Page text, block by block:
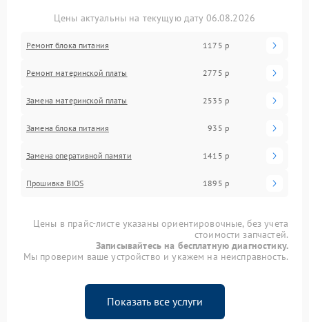
Цены актуальны на текущую дату 06.08.2026
Ремонт блока питания 1175 р
Ремонт материнской платы 2775 р
Замена материнской платы 2535 р
Замена блока питания 935 р
Замена оперативной памяти 1415 р
Прошивка BIOS 1895 р
Цены в прайс-листе указаны ориентировочные, без учета
стоимости запчастей.
Записывайтесь на бесплатную диагностику.
Мы проверим ваше устройство и укажем на неисправность.
Показать все услуги